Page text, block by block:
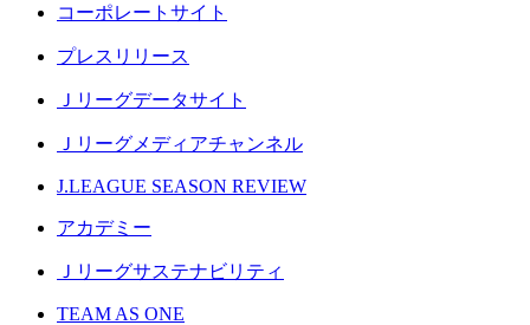
コーポレートサイト
プレスリリース
Ｊリーグデータサイト
Ｊリーグメディアチャンネル
J.LEAGUE SEASON REVIEW
アカデミー
Ｊリーグサステナビリティ
TEAM AS ONE